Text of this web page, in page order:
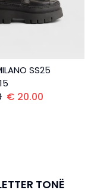
SS25
€ 20.00
TONË